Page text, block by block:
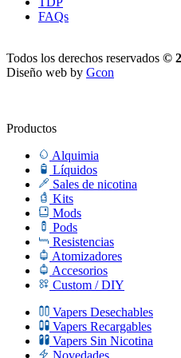
FAQs
Todos los derechos reservados ©
Diseño web by Gcon
Productos
Alquimia
Líquidos
Sales de nicotina
Kits
Mods
Pods
Resistencias
Atomizadores
Accesorios
Custom / DIY
Vapers Desechables
Vapers Recargables
Vapers Sin Nicotina
Novedades